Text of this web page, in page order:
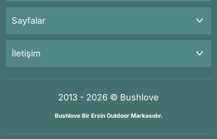
Sayfalar
İletişim
2013 - 2026 © Bushlove
Bushlove Bir Ersin Outdoor Markasıdır.